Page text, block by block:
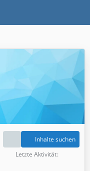
Inhalte suchen
Letzte Aktivität